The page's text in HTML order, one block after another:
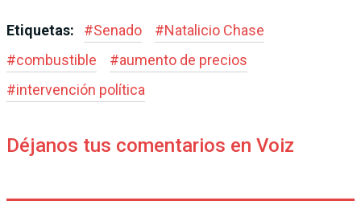
Etiquetas: #Senado #Natalicio Chase
#combustible #aumento de precios
#intervención política
Déjanos tus comentarios en Voiz